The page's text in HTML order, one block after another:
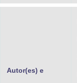
Autor(es) e